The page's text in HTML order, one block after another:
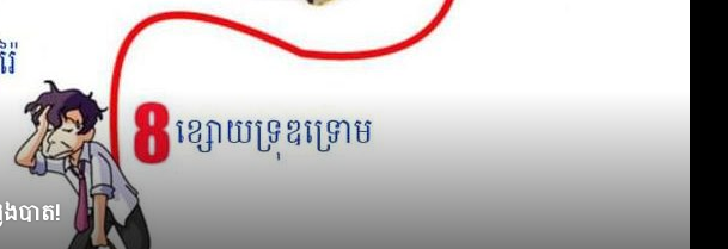
បាត!